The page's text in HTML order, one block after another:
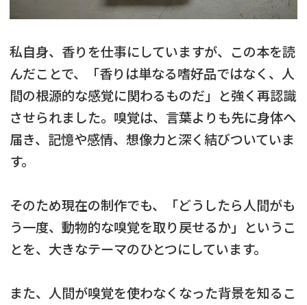
私自身、香りを仕事にしていますが、この本を読
んだことで、「香りは単なる嗜好品ではなく、人
間の根源的な感覚に関わるものだ」と強く再認識
させられました。嗅覚は、言葉よりも先に身体へ
届き、記憶や感情、想像力と深く結びついていま
す。
そのため現在の制作でも、「どうしたら人間がも
う一度、動物的な嗅覚を取り戻せるか」というこ
とを、大きなテーマのひとつにしています。
また、人間が嗅覚を使わなくなった背景を知るこ